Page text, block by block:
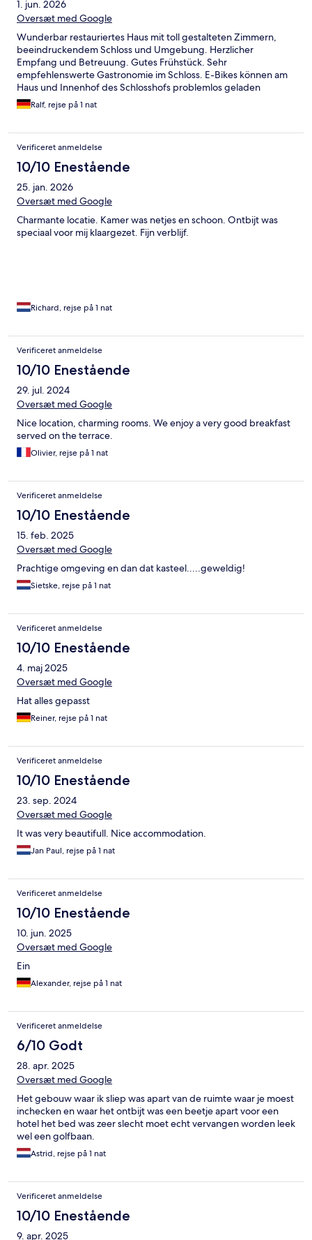
1. jun. 2026
Oversæt med Google
Wunderbar restauriertes Haus mit toll gestalteten Zimmern,
beeindruckendem Schloss und Umgebung. Herzlicher
Empfang und Betreuung. Gutes Frühstück. Sehr
empfehlenswerte Gastronomie im Schloss. E-Bikes können am
Haus und Innenhof des Schlosshofs problemlos geladen
werden.Ralf, rejse på 1 nat
Verificeret anmeldelse
10/10 Enestående
25. jan. 2026
Oversæt med Google
Charmante locatie. Kamer was netjes en schoon. Ontbijt was
speciaal voor mij klaargezet. Fijn verblijf.
Richard, rejse på 1 nat
Verificeret anmeldelse
10/10 Enestående
29. jul. 2024
Oversæt med Google
Nice location, charming rooms. We enjoy a very good breakfast
served on the terrace.
Olivier, rejse på 1 nat
Verificeret anmeldelse
10/10 Enestående
15. feb. 2025
Oversæt med Google
Prachtige omgeving en dan dat kasteel.....geweldig!
Sietske, rejse på 1 nat
Verificeret anmeldelse
10/10 Enestående
4. maj 2025
Oversæt med Google
Hat alles gepasst
Reiner, rejse på 1 nat
Verificeret anmeldelse
10/10 Enestående
23. sep. 2024
Oversæt med Google
It was very beautifull. Nice accommodation.
Jan Paul, rejse på 1 nat
Verificeret anmeldelse
10/10 Enestående
10. jun. 2025
Oversæt med Google
Ein
Alexander, rejse på 1 nat
Verificeret anmeldelse
6/10 Godt
28. apr. 2025
Oversæt med Google
Het gebouw waar ik sliep was apart van de ruimte waar je moest
inchecken en waar het ontbijt was een beetje apart voor een
hotel het bed was zeer slecht moet echt vervangen worden leek
wel een golfbaan.
Astrid, rejse på 1 nat
Verificeret anmeldelse
10/10 Enestående
9. apr. 2025